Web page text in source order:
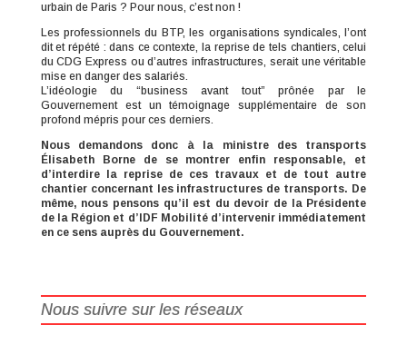
urbain de Paris ? Pour nous, c’est non !
Les professionnels du BTP, les organisations syndicales, l’ont
dit et répété : dans ce contexte, la reprise de tels chantiers, celui
du CDG Express ou d’autres infrastructures, serait une véritable
mise en danger des salariés.
L’idéologie du “business avant tout” prônée par le
Gouvernement est un témoignage supplémentaire de son
profond mépris pour ces derniers.
Nous demandons donc à la ministre des transports
Élisabeth Borne de se montrer enfin responsable, et
d’interdire la reprise de ces travaux et de tout autre
chantier concernant les infrastructures de transports. De
même, nous pensons qu’il est du devoir de la Présidente
de la Région et d’IDF Mobilité d’intervenir immédiatement
en ce sens auprès du Gouvernement.
Nous suivre sur les réseaux